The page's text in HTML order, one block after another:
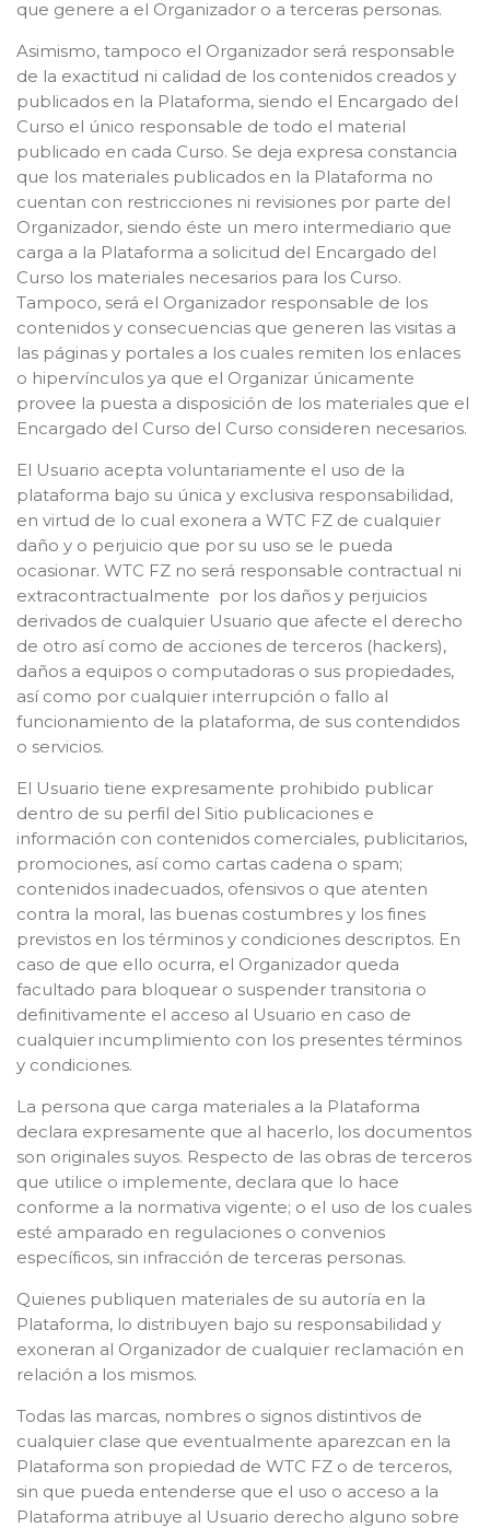
que genere a el Organizador o a terceras personas.
Asimismo, tampoco el Organizador será responsable
de la exactitud ni calidad de los contenidos creados y
publicados en la Plataforma, siendo el Encargado del
Curso el único responsable de todo el material
publicado en cada Curso. Se deja expresa constancia
que los materiales publicados en la Plataforma no
cuentan con restricciones ni revisiones por parte del
Organizador, siendo éste un mero intermediario que
carga a la Plataforma a solicitud del Encargado del
Curso los materiales necesarios para los Curso.
Tampoco, será el Organizador responsable de los
contenidos y consecuencias que generen las visitas a
las páginas y portales a los cuales remiten los enlaces
o hipervínculos ya que el Organizar únicamente
provee la puesta a disposición de los materiales que el
Encargado del Curso del Curso consideren necesarios.
El Usuario acepta voluntariamente el uso de la
plataforma bajo su única y exclusiva responsabilidad,
en virtud de lo cual exonera a WTC FZ de cualquier
daño y o perjuicio que por su uso se le pueda
ocasionar. WTC FZ no será responsable contractual ni
extracontractualmente por los daños y perjuicios
derivados de cualquier Usuario que afecte el derecho
de otro así como de acciones de terceros (hackers),
daños a equipos o computadoras o sus propiedades,
así como por cualquier interrupción o fallo al
funcionamiento de la plataforma, de sus contendidos
o servicios.
El Usuario tiene expresamente prohibido publicar
dentro de su perfil del Sitio publicaciones e
información con contenidos comerciales, publicitarios,
promociones, así como cartas cadena o spam;
contenidos inadecuados, ofensivos o que atenten
contra la moral, las buenas costumbres y los fines
previstos en los términos y condiciones descriptos. En
caso de que ello ocurra, el Organizador queda
facultado para bloquear o suspender transitoria o
definitivamente el acceso al Usuario en caso de
cualquier incumplimiento con los presentes términos
y condiciones.
La persona que carga materiales a la Plataforma
declara expresamente que al hacerlo, los documentos
son originales suyos. Respecto de las obras de terceros
que utilice o implemente, declara que lo hace
conforme a la normativa vigente; o el uso de los cuales
esté amparado en regulaciones o convenios
específicos, sin infracción de terceras personas.
Quienes publiquen materiales de su autoría en la
Plataforma, lo distribuyen bajo su responsabilidad y
exoneran al Organizador de cualquier reclamación en
relación a los mismos.
Todas las marcas, nombres o signos distintivos de
cualquier clase que eventualmente aparezcan en la
Plataforma son propiedad de WTC FZ o de terceros,
sin que pueda entenderse que el uso o acceso a la
Plataforma atribuye al Usuario derecho alguno sobre